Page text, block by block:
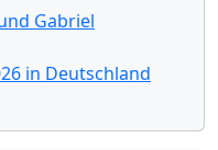
Gabriel
in Deutschland